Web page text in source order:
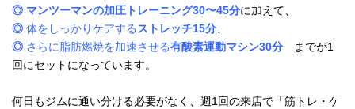
◎ マンツーマンの加圧トレーニング30〜45分に加えて、
◎ 体をしっかりケアする ストレッチ15分、
◎ さらに脂肪燃焼を加速させる有酸素運動マシン30分
までが1
回にセットになっています。
何日もジムに通い分ける必要がなく、週1回の来店で「筋トレ・ケ